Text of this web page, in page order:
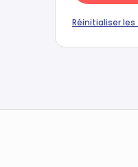
Réinitialiser